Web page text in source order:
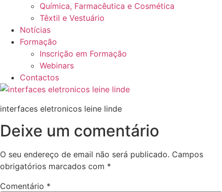
Química, Farmacêutica e Cosmética
Têxtil e Vestuário
Notícias
Formação
Inscrição em Formação
Webinars
Contactos
interfaces eletronicos leine linde
Deixe um comentário
O seu endereço de email não será publicado. Campos
obrigatórios marcados com *
Comentário *